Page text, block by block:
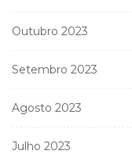
Outubro 2023
Setembro 2023
Agosto 2023
Julho 2023